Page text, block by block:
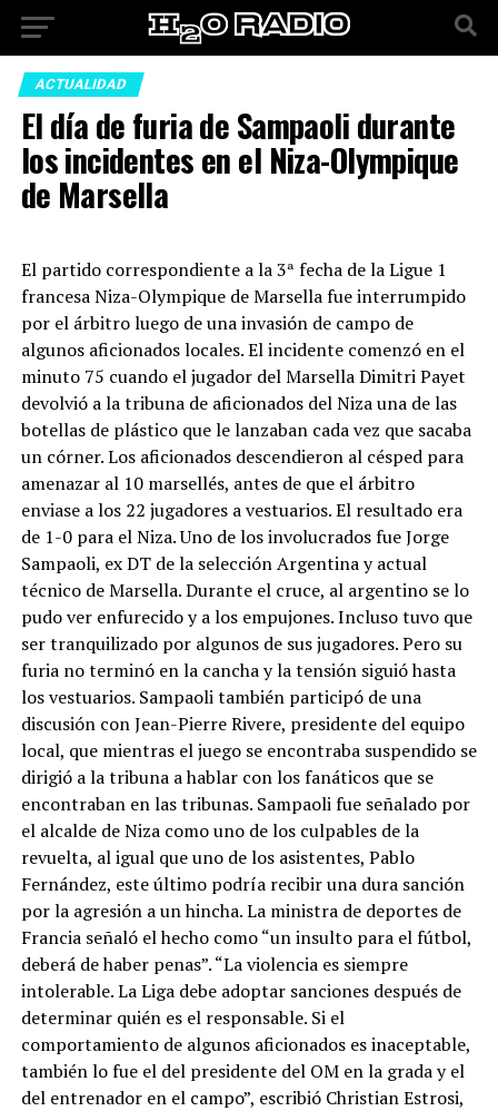
ACTUALIDAD
El día de furia de Sampaoli durante
los incidentes en el Niza-Olympique
de Marsella
El partido correspondiente a la 3ª fecha de la Ligue 1
francesa Niza-Olympique de Marsella fue interrumpido
por el árbitro luego de una invasión de campo de
algunos aficionados locales. El incidente comenzó en el
minuto 75 cuando el jugador del Marsella Dimitri Payet
devolvió a la tribuna de aficionados del Niza una de las
botellas de plástico que le lanzaban cada vez que sacaba
un córner. Los aficionados descendieron al césped para
amenazar al 10 marsellés, antes de que el árbitro
enviase a los 22 jugadores a vestuarios. El resultado era
de 1-0 para el Niza. Uno de los involucrados fue Jorge
Sampaoli, ex DT de la selección Argentina y actual
técnico de Marsella. Durante el cruce, al argentino se lo
pudo ver enfurecido y a los empujones. Incluso tuvo que
ser tranquilizado por algunos de sus jugadores. Pero su
furia no terminó en la cancha y la tensión siguió hasta
los vestuarios. Sampaoli también participó de una
discusión con Jean-Pierre Rivere, presidente del equipo
local, que mientras el juego se encontraba suspendido se
dirigió a la tribuna a hablar con los fanáticos que se
encontraban en las tribunas. Sampaoli fue señalado por
el alcalde de Niza como uno de los culpables de la
revuelta, al igual que uno de los asistentes, Pablo
Fernández, este último podría recibir una dura sanción
por la agresión a un hincha. La ministra de deportes de
Francia señaló el hecho como “un insulto para el fútbol,
deberá de haber penas”. “La violencia es siempre
intolerable. La Liga debe adoptar sanciones después de
determinar quién es el responsable. Si el
comportamiento de algunos aficionados es inaceptable,
también lo fue el del presidente del OM en la grada y el
del entrenador en el campo”, escribió Christian Estrosi,